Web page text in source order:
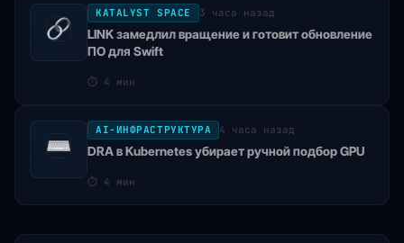
KATALYST SPACE 3 часа назад
LINK замедлил вращение и готовит обновление
ПО для Swift
⏱ 4 мин
AI-ИНФРАСТРУКТУРА 4 часа назад
DRA в Kubernetes убирает ручной подбор GPU
⏱ 4 мин